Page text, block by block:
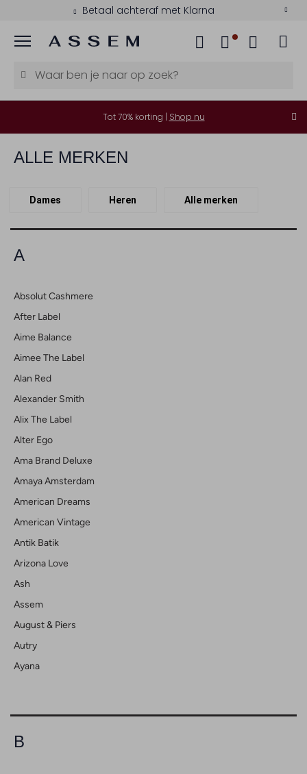
Betaal achteraf met Klarna
Menu
Tot 70% korting | Shop nu
ALLE MERKEN
Dames Heren Alle merken
A
Absolut Cashmere
After Label
Aime Balance
Aimee The Label
Alan Red
Alexander Smith
Alix The Label
Alter Ego
Ama Brand Deluxe
Amaya Amsterdam
American Dreams
American Vintage
Antik Batik
Arizona Love
Ash
Assem
August & Piers
Autry
Ayana
B